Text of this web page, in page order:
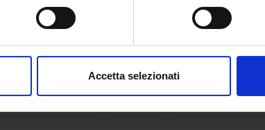
in qualsiasi momento dalla Dichiarazione sui cookie.
Accetta selezionati